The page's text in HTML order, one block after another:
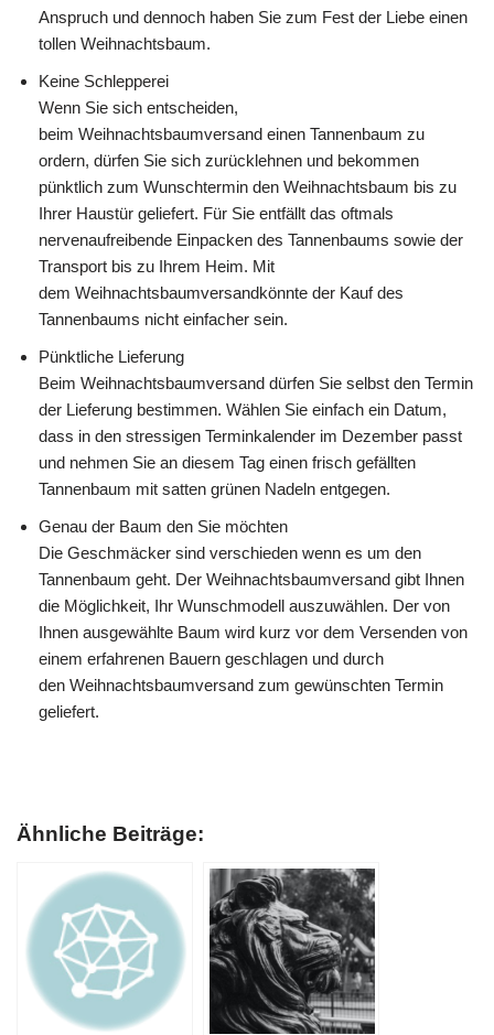
Anspruch und dennoch haben Sie zum Fest der Liebe einen
tollen Weihnachtsbaum.
Keine Schlepperei
Wenn Sie sich entscheiden,
beim Weihnachtsbaumversand einen Tannenbaum zu
ordern, dürfen Sie sich zurücklehnen und bekommen
pünktlich zum Wunschtermin den Weihnachtsbaum bis zu
Ihrer Haustür geliefert. Für Sie entfällt das oftmals
nervenaufreibende Einpacken des Tannenbaums sowie der
Transport bis zu Ihrem Heim. Mit
dem Weihnachtsbaumversandkönnte der Kauf des
Tannenbaums nicht einfacher sein.
Pünktliche Lieferung
Beim Weihnachtsbaumversand dürfen Sie selbst den Termin
der Lieferung bestimmen. Wählen Sie einfach ein Datum,
dass in den stressigen Terminkalender im Dezember passt
und nehmen Sie an diesem Tag einen frisch gefällten
Tannenbaum mit satten grünen Nadeln entgegen.
Genau der Baum den Sie möchten
Die Geschmäcker sind verschieden wenn es um den
Tannenbaum geht. Der Weihnachtsbaumversand gibt Ihnen
die Möglichkeit, Ihr Wunschmodell auszuwählen. Der von
Ihnen ausgewählte Baum wird kurz vor dem Versenden von
einem erfahrenen Bauern geschlagen und durch
den Weihnachtsbaumversand zum gewünschten Termin
geliefert.
Ähnliche Beiträge: